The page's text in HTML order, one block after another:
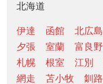
北海道
伊達 函館 北広島
夕張
室蘭 富良野
札幌
根室 江別
網走
苫小牧 釧路